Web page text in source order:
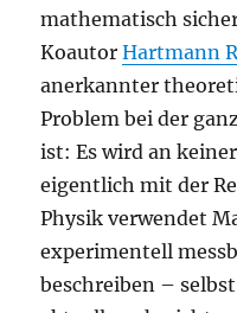
mathematisch
KoautorHartmann
anerkannter
Problem bei der
ist: Es wird an
eigentlich mit der
Physik verwendet
experimentell
beschreiben –